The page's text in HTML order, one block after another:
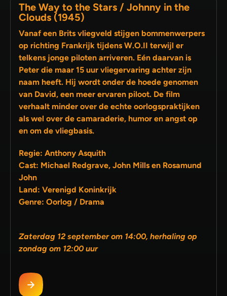
The Way to the Stars / Johnny in the
Clouds (1945)
Vanaf een Brits vliegveld stijgen bommenwerpers
op richting Frankrijk tijdens W.O.II terwijl er
telkens jonge piloten arriveren. Eén daarvan is
Peter die maar 15 uur vliegervaring achter zijn
naam heeft. Hij wordt onder de hoede genomen
van David, een meer ervaren piloot. De film
verhaalt minder over de echte oorlogspraktijken
als wel over de camaraderie, humor en angst op
en om de vliegbasis.
Regie: Anthony Asquith
Cast: Michael Redgrave, John Mills en Rosamund
John
Land: Verenigd Koninkrijk
Genre: Oorlog / Drama
Zaterdag 12 september om 14:00, herhaling op
zondag om 12:00 uur